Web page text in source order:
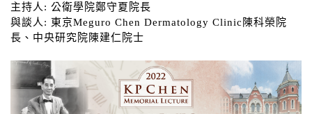
主持人: 公衛學院鄭守夏院長
與談人: 東京Meguro Chen Dermatology Clinic陳科榮院
長、中央研究院陳建仁院士